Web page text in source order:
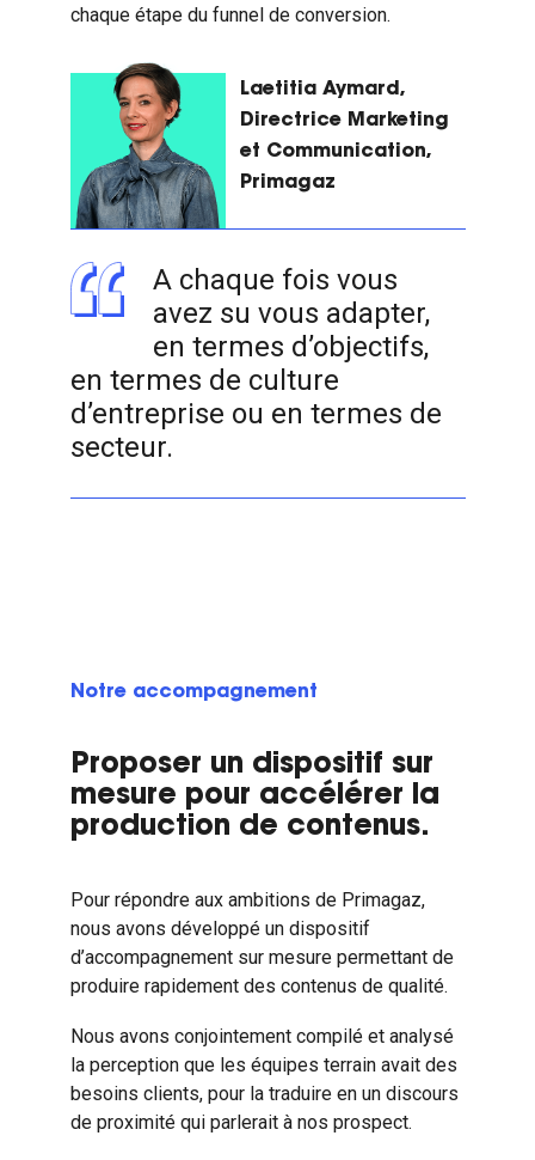
chaque étape du funnel de conversion.
Laetitia Aymard,
Directrice Marketing
et Communication,
Primagaz
A chaque fois vous
avez su vous adapter,
en termes d’objectifs,
en termes de culture
d’entreprise ou en termes de
secteur.
Notre accompagnement
Proposer un dispositif sur
mesure pour accélérer la
production de contenus.
Pour répondre aux ambitions de Primagaz,
nous avons développé un dispositif
d’accompagnement sur mesure permettant de
produire rapidement des contenus de qualité.
Nous avons conjointement compilé et analysé
la perception que les équipes terrain avait des
besoins clients, pour la traduire en un discours
de proximité qui parlerait à nos prospect.